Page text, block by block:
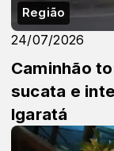
Região
24/07/2026
Caminhão
sucata e
Igaratá